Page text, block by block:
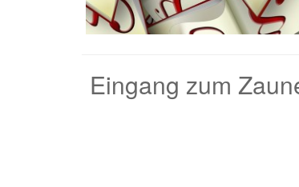
Eingang zum